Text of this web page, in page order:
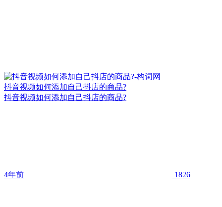
抖音视频如何添加自己抖店的商品?
抖音视频如何添加自己抖店的商品?
4年前 1826